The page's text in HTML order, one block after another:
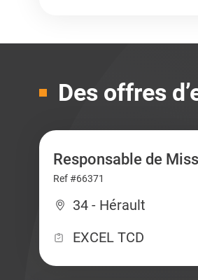
Des offres
Responsable de
Ref #66371
34 - Hérault
EXCEL TCD